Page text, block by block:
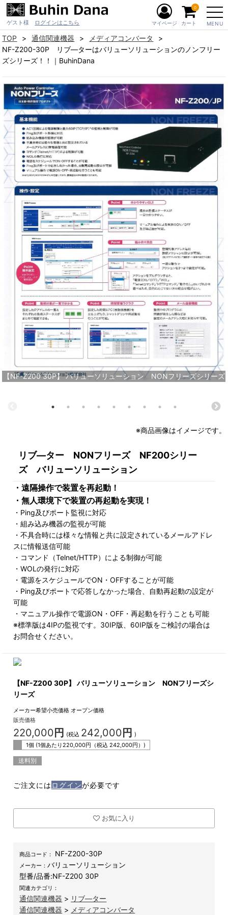
ゲスト様 ログインはこちら MENU
マイページ カート
0
TOP 通信関連機器
メディアコンバータ
NF-Z200-30P リブ―ターはバリューソリューションのノンフリー
ズシリーズ！！｜BuhinDana
【NF-Z200 30P】 バリューソリューション NONフリーズシリーズ
※商品画像はイメージです。
リブ―ター NONフリーズ NF200シリー
ズ バリューソリューション
・遠隔操作で装置を再起動！
・無人環境下で装置の再起動を実現！
・Ping及びポート監視に対応
・組み込み機器の監視が可能
・不具合時には様々な情報と共に設定されているメールアドレ
スに情報送信可能
・コマンド（Telnet/HTTP）による制御が可能
・WOLの発行に対応
・電源をスケジュールでON・OFFすることが可能
・Ping及びポートで応答しなかった場合、自動再起動の設定が
可能
・マニュアル操作で電源ON・OFF・再起動を行うことも可能
※標準版は4IPの監視です。30IP版、60IP版をご検討の場合は
お問合せください。
【NF-Z200 30P】 バリューソリューション NONフリーズシ
リーズ
メーカー希望小売価格 オープン価格
販売価格
220,000 円 (税込 242,000 円 )
1個 (1個あたり220,000円（税込242,000円）)
送料別
ご注文には ログインが必要です
お気に入り
商品コード： NF-Z200-30P
メーカー：バリューソリューション
型番/品番:NF-Z200 30P
関連カテゴリ：
通信関連機器 > リブ―ター
通信関連機器 > メディアコンバータ